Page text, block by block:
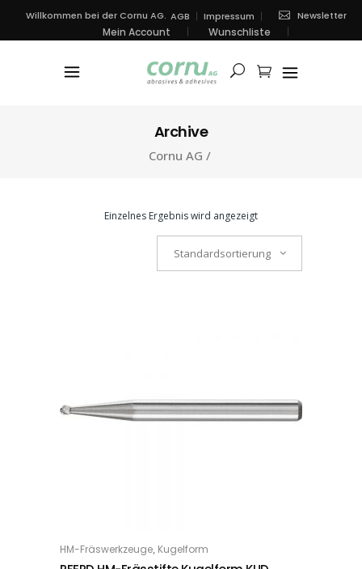
Willkommen bei der Cornu AG. AGB Impressum Newsletter
Mein Account Wunschliste
Archive
Cornu AG /
Einzelnes Ergebnis wird angezeigt
Standardsortierung
OPTIONS
HM-Fräswerkzeuge, Kugelform